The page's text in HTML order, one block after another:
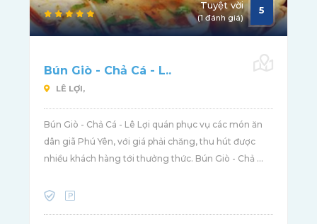
Tuyệt vời
(1 đánh giá)
5
Bún Giò - Chả Cá - L..
LÊ LỢI,
Bún Giò - Chả Cá - Lê Lợi quán phục vụ các món ăn
dân giã Phú Yên, với giá phải chăng, thu hút được
nhiều khách hàng tới thưởng thức. Bún Giò - Chả ...